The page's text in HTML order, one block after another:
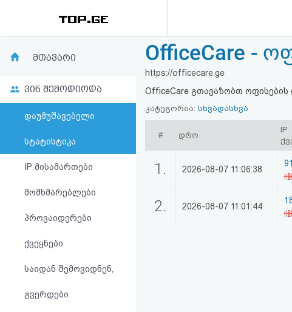
რეიტინგი
ფოსტა
კითხვა-
პასუხი
ავტორიზაცია
რეგისტრაცია
მთავარი
ვინ შემოდიოდა
დაუმუშავებელი
სტატისტიკა
IP მისამართები
მომხმარებლები
პროვაიდერები
ქვეყნები
საიდან შემოვიდნენ,
გვერდები
OfficeCare -
https://officecare.ge
OfficeCare გთავაზობთ ოფისების
კატეგორია: სხვადასხვა
# დრო
IP
1. 2026-08-07 11:06:38
2. 2026-08-07 11:01:44